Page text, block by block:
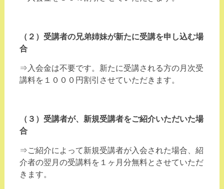
（２）受講者の兄弟姉妹が新たに受講を申し込む場
合
⇒入会金は不要です。新たに受講される方の月次受
講料を１０００円割引させていただきます。
（３）受講者が、新規受講者をご紹介いただいた場
合
⇒ご紹介によって新規受講者が入会された場合、紹
介者の翌月の受講料を１ヶ月分無料とさせていただ
きます。